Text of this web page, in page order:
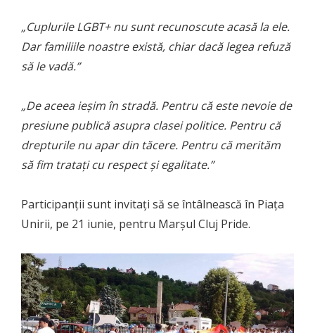
„Cuplurile LGBT+ nu sunt recunoscute acasă la ele.
Dar familiile noastre există, chiar dacă legea refuză
să le vadă.”
„De aceea ieșim în stradă. Pentru că este nevoie de
presiune publică asupra clasei politice. Pentru că
drepturile nu apar din tăcere. Pentru că merităm
să fim tratați cu respect și egalitate.”
Participanții sunt invitați să se întâlnească în Piața
Unirii, pe 21 iunie, pentru Marșul Cluj Pride.